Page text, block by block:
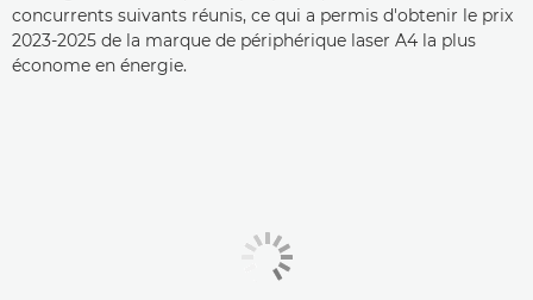
concurrents suivants réunis, ce qui a permis d'obtenir le prix
2023-2025 de la marque de périphérique laser A4 la plus
économe en énergie.